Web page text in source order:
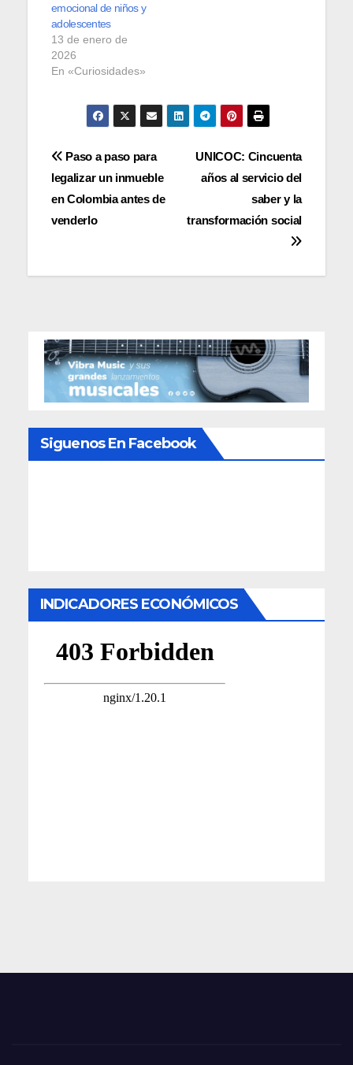
emocional de niños y
adolescentes
13 de enero de
2026
En «Curiosidades»
Navegación
de
entradas
UNICOC: Cincuenta
años al servicio del
saber y la
transformación social
Paso a paso para
legalizar un inmueble
en Colombia antes de
venderlo
Siguenos En Facebook
INDICADORES ECONÓMICOS